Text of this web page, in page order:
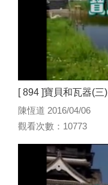
[ 894 ]寶貝和瓦器(三)
陳恆道 2016/04/06
觀看次數：10773